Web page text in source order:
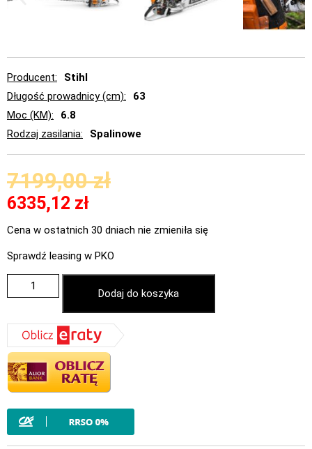
Producent
Stihl
Długość prowadnicy (cm)
63
Moc (KM)
6.8
Rodzaj zasilania
Spalinowe
7199,00zł
6335,12 zł
Cena w ostatnich 30 dniach nie zmieniła się
Sprawdź leasing w PKO
Dodaj do koszyka